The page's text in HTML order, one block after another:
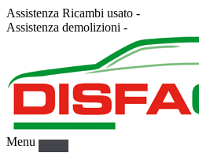
Assistenza Ricambi usato -
Assistenza demolizioni -
Menu